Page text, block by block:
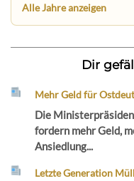
Alle Jahre anzeigen
Dir
Mehr Geld für
Die
fordern mehr Geld,
Ansiedlung...
Letzte Generation